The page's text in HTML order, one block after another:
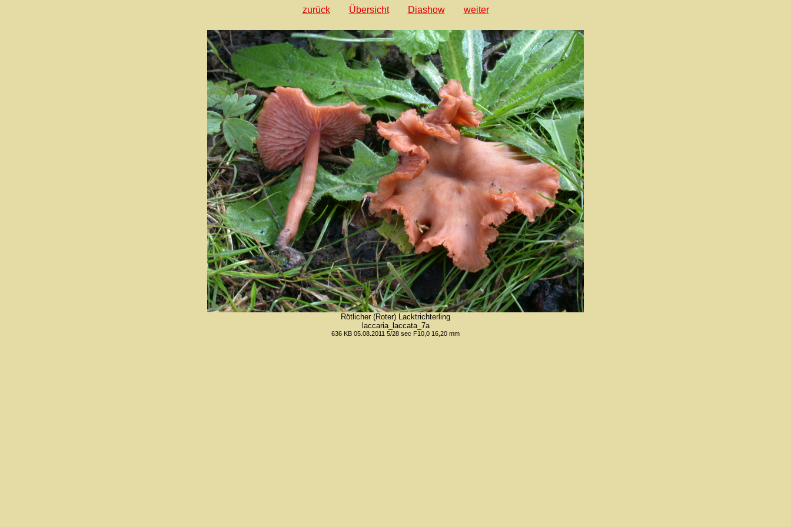
zurück Übersicht Diashow weiter
Rötlicher (Roter) Lacktrichterling
laccaria_laccata_7a
636 KB 05.08.2011 5/28 sec F10,0 16,20 mm